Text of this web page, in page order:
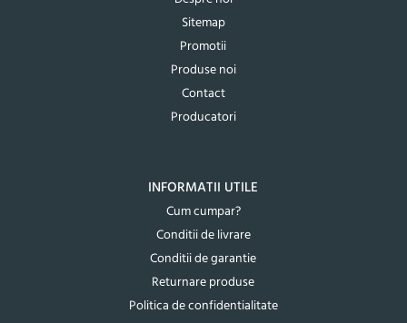
Sitemap
Promotii
Produse noi
Contact
Producatori
INFORMATII UTILE
Cum cumpar?
Conditii de livrare
Conditii de garantie
Returnare produse
Politica de confidentialitate